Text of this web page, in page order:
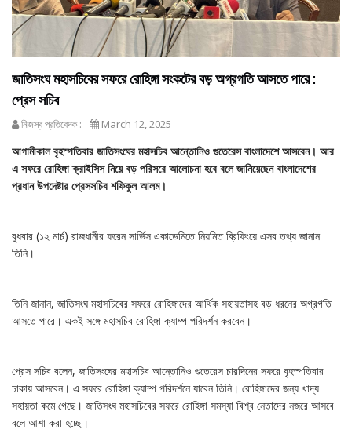
জাতিসংঘ মহাসচিবের সফরে রোহিঙ্গা সংকটের বড় অগ্রগতি আসতে পারে :
প্রেস সচিব
নিজস্ব প্রতিবেদক : March 12, 2025
আগামীকাল বৃহস্পতিবার জাতিসংঘের মহাসচিব আন্তোনিও গুতেরেস বাংলাদেশে আসবেন। আর
এ সফরে রোহিঙ্গা ক্রাইসিস নিয়ে বড় পরিসরে আলোচনা হবে বলে জানিয়েছেন বাংলাদেশের
প্রধান উপদেষ্টার প্রেসসচিব শফিকুল আলম।
বুধবার (১২ মার্চ) রাজধানীর ফরেন সার্ভিস একাডেমিতে নিয়মিত ব্রিফিংয়ে এসব তথ্য জানান
তিনি।
তিনি জানান, জাতিসংঘ মহাসচিবের সফরে রোহিঙ্গাদের আর্থিক সহায়তাসহ বড় ধরনের অগ্রগতি
আসতে পারে। একই সঙ্গে ‌মহাসচিব রোহিঙ্গা ক্যাম্প পরিদর্শন করবেন।
প্রেস সচিব বলেন, জাতিসংঘের মহাসচিব আন্তোনিও গুতেরেস চারদিনের সফরে বৃহস্পতিবার
ঢাকায় আসবেন। এ সফরে রোহিঙ্গা ক্যাম্প পরিদর্শনে যাবেন তিনি। রোহিঙ্গাদের জন্য খাদ্য
সহায়তা কমে গেছে। জাতিসংঘ মহাসচিবের সফরে রোহিঙ্গা সমস্যা বিশ্ব নেতাদের নজরে আসবে
বলে আশা করা হচ্ছে।